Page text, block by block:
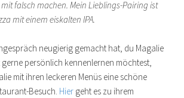
falsch machen. Mein Lieblings-Pairing ist
mit einem eiskalten IPA.
neugierig gemacht hat, du Magalie
persönlich kennenlernen möchtest,
mit ihren leckeren Menüs eine schöne
Besuch. Hier geht es zu ihrem